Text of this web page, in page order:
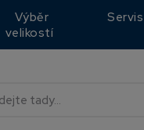
Výběr
velikostí
Servis